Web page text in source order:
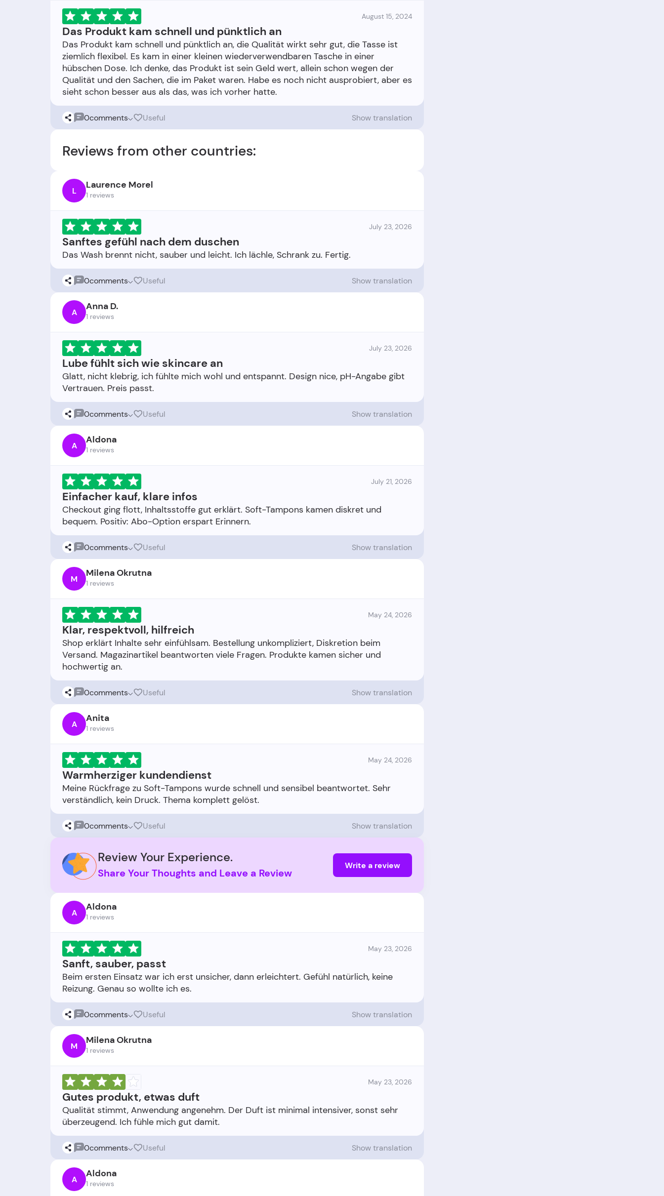
August 15, 2024
Das Produkt kam schnell und pünktlich an
Das Produkt kam schnell und pünktlich an, die Qualität wirkt sehr gut, die Tasse ist
ziemlich flexibel. Es kam in einer kleinen wiederverwendbaren Tasche in einer
hübschen Dose. Ich denke, das Produkt ist sein Geld wert, allein schon wegen der
Qualität und den Sachen, die im Paket waren. Habe es noch nicht ausprobiert, aber es
0comments Useful Show translation
Reviews from other countries:
L Laurence Morel
1 reviews
July 23, 2026
Sanftes gefühl nach dem duschen
0comments Useful Show translation
A Anna D.
1 reviews
July 23, 2026
Lube fühlt sich wie skincare an
Glatt, nicht klebrig, ich fühlte mich wohl und entspannt. Design nice, pH-Angabe gibt
0comments Useful Show translation
A Aldona
1 reviews
July 21, 2026
Einfacher kauf, klare infos
Checkout ging flott, Inhaltsstoffe gut erklärt. Soft-Tampons kamen diskret und
0comments Useful Show translation
M Milena Okrutna
1 reviews
May 24, 2026
Klar, respektvoll, hilfreich
Shop erklärt Inhalte sehr einfühlsam. Bestellung unkompliziert, Diskretion beim
Versand. Magazinartikel beantworten viele Fragen. Produkte kamen sicher und
0comments Useful Show translation
A Anita
1 reviews
May 24, 2026
Warmherziger kundendienst
Meine Rückfrage zu Soft-Tampons wurde schnell und sensibel beantwortet. Sehr
0comments Useful Show translation
Review Your Experience.
Share Your Thoughts and Leave a Review
Write a review
A Aldona
1 reviews
May 23, 2026
Sanft, sauber, passt
Beim ersten Einsatz war ich erst unsicher, dann erleichtert. Gefühl natürlich, keine
0comments Useful Show translation
M Milena Okrutna
1 reviews
May 23, 2026
Gutes produkt, etwas duft
Qualität stimmt, Anwendung angenehm. Der Duft ist minimal intensiver, sonst sehr
0comments Useful Show translation
A Aldona
1 reviews